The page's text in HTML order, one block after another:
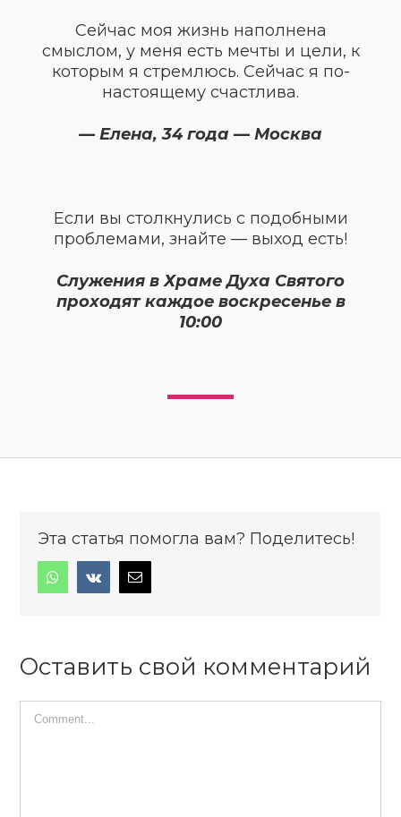
Сейчас моя жизнь наполнена
смыслом, у меня есть мечты и цели, к
которым я стремлюсь. Сейчас я по-
настоящему счастлива.
— Елена, 34 года — Москва
Если вы столкнулись с подобными
проблемами, знайте — выход есть!
Служения в Храме Духа Святого
проходят каждое воскресенье в
10:00
Эта статья помогла вам? Поделитесь!
Оставить свой комментарий